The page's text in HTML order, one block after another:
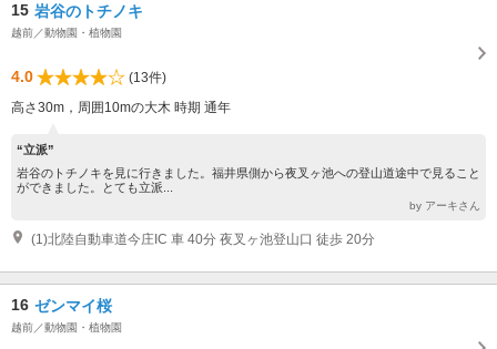
15 岩谷のトチノキ
越前／動物園・植物園
4.0
(13件)
高さ30m，周囲10mの大木 時期 通年
“立派”
岩谷のトチノキを見に行きました。福井県側から夜叉ヶ池への登山道途中で見ること
ができました。とても立派...
by アーキさん
(1)北陸自動車道今庄IC 車 40分 夜叉ヶ池登山口 徒歩 20分
16 ゼンマイ桜
越前／動物園・植物園